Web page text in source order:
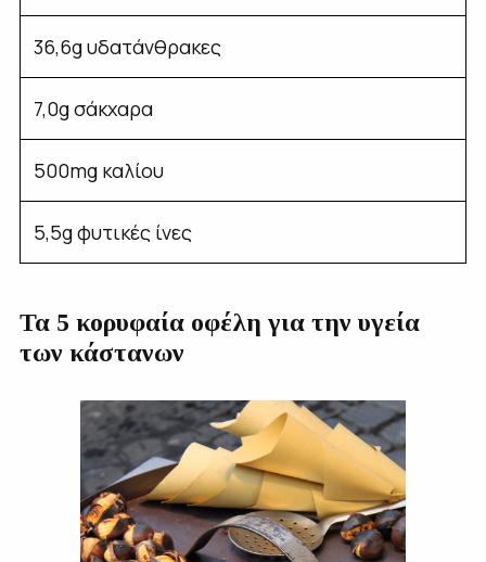
36,6g υδατάνθρακες
7,0g σάκχαρα
500mg καλίου
5,5g φυτικές ίνες
Τα 5 κορυφαία οφέλη για την υγεία
των κάστανων